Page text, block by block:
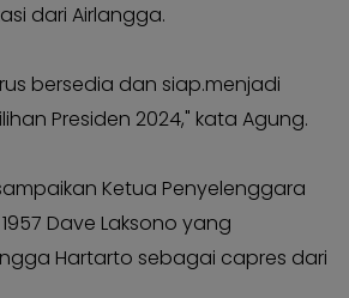
dari Airlangga.
bersedia dan siap.menjadi
Presiden 2024," kata Agung.
Ketua Penyelenggara
Dave Laksono yang
Hartarto sebagai capres dari